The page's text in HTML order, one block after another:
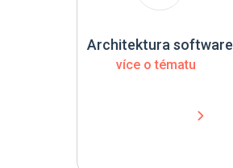
Architektura software
více o tématu